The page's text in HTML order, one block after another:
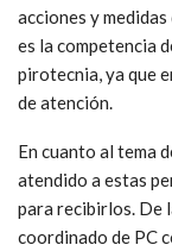
acciones y
es la competencia
pirotecnia, ya que
de atención.
En cuanto al tema
atendido a estas
para recibirlos. De
coordinado de PC